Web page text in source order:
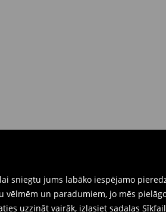
sniegtu jums labāko iespējamo
vēlmēm un paradumiem, jo mēs
uzzināt vairāk, izlasiet sadaļas